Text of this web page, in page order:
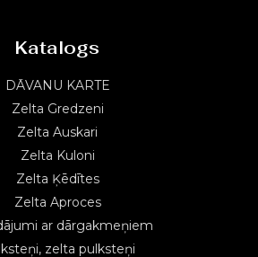
Katalogs
DĀVANU KARTE
Zelta Gredzeni
Zelta Auskari
Zelta Kuloni
Zelta Ķēdītes
Zelta Aproces
ar dārgakmeņiem
zelta pulksteņi